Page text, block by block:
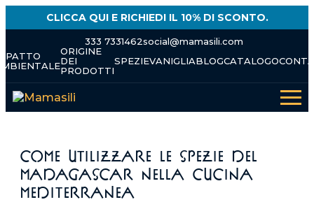
CLICCA QUI E RICHIEDI IL 10% DI SCONTO.
333 7331462social@mamasili.com
ORIGINE
DEI
PRODOTTI
SPEZIEVANIGLIABLOGCATALOGO
Come utilizzare le spezie del
Madagascar nella cucina
mediterranea